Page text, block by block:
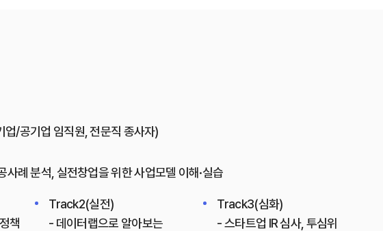
업/공기업 임직원, 전문직 종사자)
례 분석, 실전창업을 위한 사업모델 이해·실습
책
Track2(실전)
- 데이터랩으로 알아보는
Track3(심화)
- 스타트업 IR 심사, 투심위